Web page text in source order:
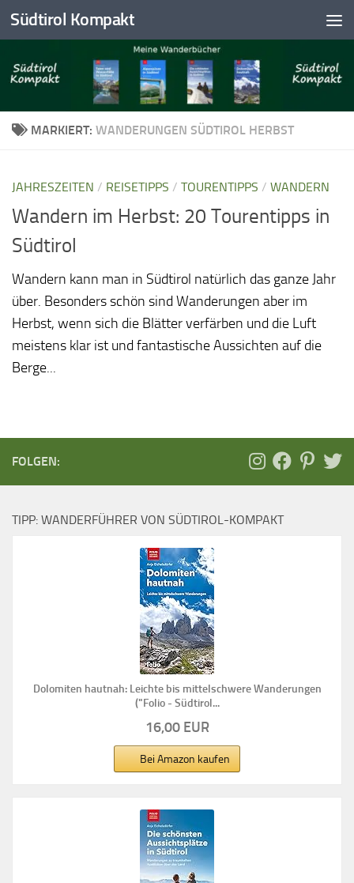
Skip to content
Südtirol Kompakt
MARKIERT: WANDERUNGEN SÜDTIROL HERBST
JAHRESZEITEN / REISETIPPS / TOURENTIPPS / WANDERN
Wandern im Herbst: 20 Tourentipps in
Südtirol
Wandern kann man in Südtirol natürlich das ganze Jahr
über. Besonders schön sind Wanderungen aber im
Herbst, wenn sich die Blätter verfärben und die Luft
meistens klar ist und fantastische Aussichten auf die
Berge...
FOLGEN:
TIPP: WANDERFÜHRER VON SÜDTIROL-KOMPAKT
Dolomiten hautnah: Leichte bis mittelschwere Wanderungen
("Folio - Südtirol...
16,00 EUR
Bei Amazon kaufen